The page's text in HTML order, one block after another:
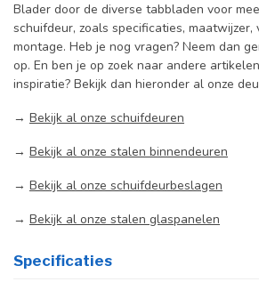
Blader door de diverse tabbladen voor
schuifdeur, zoals specificaties, maatwijzer,
montage. Heb je nog vragen? Neem dan
op. En ben je op zoek naar andere
inspiratie? Bekijk dan hieronder al onze
→ Bekijk al onze schuifdeuren
→ Bekijk al onze stalen binnendeuren
→ Bekijk al onze schuifdeurbeslagen
→ Bekijk al onze stalen glaspanelen
Specificaties